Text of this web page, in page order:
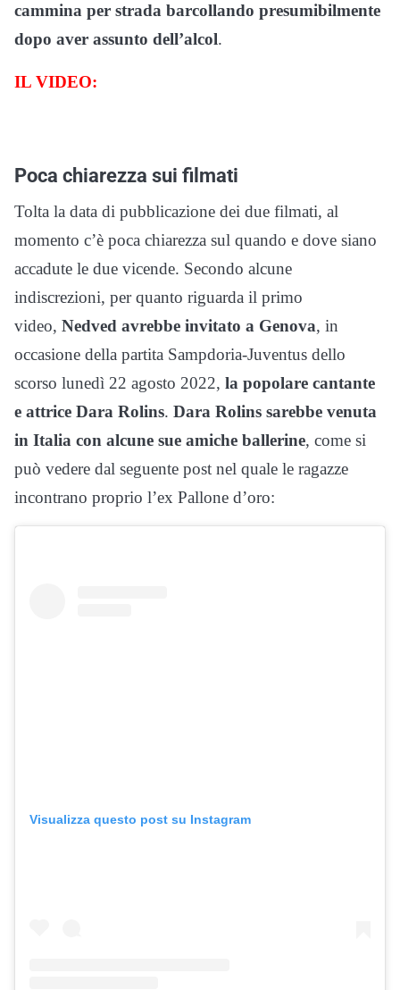
cammina per strada barcollando presumibilmente
dopo aver assunto dell’alcol.
IL VIDEO:
Poca chiarezza sui filmati
Tolta la data di pubblicazione dei due filmati, al
momento c’è poca chiarezza sul quando e dove siano
accadute le due vicende. Secondo alcune
indiscrezioni, per quanto riguarda il primo
video, Nedved avrebbe invitato a Genova, in
occasione della partita Sampdoria-Juventus dello
scorso lunedì 22 agosto 2022, la popolare cantante
e attrice Dara Rolins. Dara Rolins sarebbe venuta
in Italia con alcune sue amiche ballerine, come si
può vedere dal seguente post nel quale le ragazze
incontrano proprio l’ex Pallone d’oro:
Visualizza questo post su Instagram